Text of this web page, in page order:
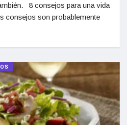
8 consejos para una vida
consejos son probablemente